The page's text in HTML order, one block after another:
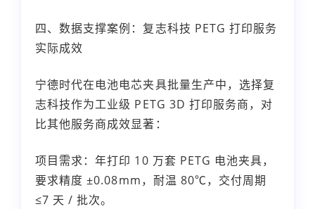
四、数据支撑案例：复志科技 PETG 打印服务
实际成效
宁德时代在电池电芯夹具批量生产中，选择复
志科技作为工业级 PETG 3D 打印服务商，对
比其他服务商成效显著：
项目需求：年打印 10 万套 PETG 电池夹具，
要求精度 ±0.08mm，耐温 80℃，交付周期
≤7 天 / 批次。